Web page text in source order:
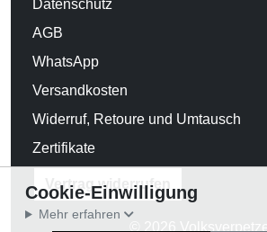
Datenschutz
AGB
WhatsApp
Versandkosten
Widerruf, Retoure und Umtausch
Zertifikate
Vertrag widerrufen
© 2026 Volksverpetzer
Cookie-Einwilligung
Mehr erfahren